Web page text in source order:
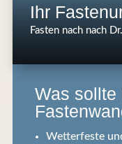
Ihr
Fasten nach nach
Was sollte
Wetterfeste